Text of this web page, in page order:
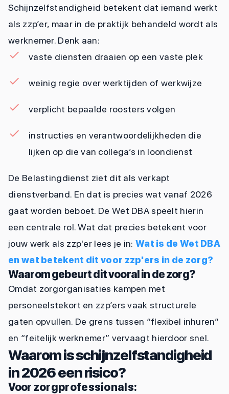
Schijnzelfstandigheid betekent dat iemand werkt
als zzp’er, maar in de praktijk behandeld wordt als
werknemer. Denk aan:
vaste diensten draaien op een vaste plek
weinig regie over werktijden of werkwijze
verplicht bepaalde roosters volgen
instructies en verantwoordelijkheden die
lijken op die van collega’s in loondienst
De Belastingdienst ziet dit als verkapt
dienstverband. En dat is precies wat vanaf 2026
gaat worden beboet. De Wet DBA speelt hierin
een centrale rol. Wat dat precies betekent voor
jouw werk als zzp'er lees je in: Wat is de Wet DBA
en wat betekent dit voor zzp'ers in de zorg?
Waarom gebeurt dit vooral in de zorg?
Omdat zorgorganisaties kampen met
personeelstekort en zzp’ers vaak structurele
gaten opvullen. De grens tussen “flexibel inhuren”
en “feitelijk werknemer” vervaagt hierdoor snel.
Waarom is schijnzelfstandigheid
in 2026 een risico?
Voor zorgprofessionals: